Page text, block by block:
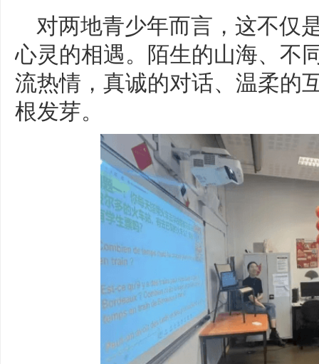
对两地青少年而言，这不仅
心灵的相遇。陌生的山海、不
流热情，真诚的对话、温柔的
根发芽。